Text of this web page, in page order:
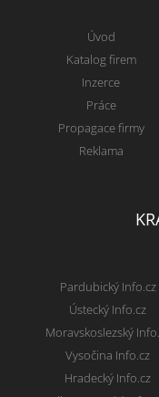
Úvod
Katalog firem
Inzerce
Práce
Propagace firmy
Reklama
Pardubický Info.cz
Ústecký Info.cz
Moravskoslezský
Vysočina Info.cz
Hradecký Info.cz